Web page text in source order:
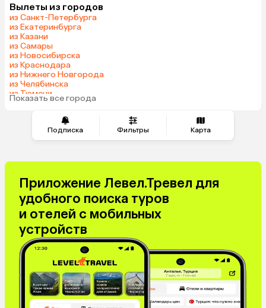
Подписка Фильтры Карта
Грузия
Индонезия
Беларусь
Казахстан
Узбекистан
Маврикий
Индия
Сербия
Катар
Малайзия
Южная Корея
Израиль
Гонконг
Венесуэла
Саудовская Аравия
Бахрейн
Куба
Греция
Италия
Испания
Венгрия
Болгария
Вылеты из городов
из Санкт-Петербурга
из Екатеринбурга
из Казани
из Самары
из Новосибирска
из Краснодара
из Нижнего Новгорода
из Челябинска
из Тюмени
из Минеральных Вод
Показать все города
Приложение Левел.Тревел для
удобного поиска туров
и отелей с мобильных
устройств